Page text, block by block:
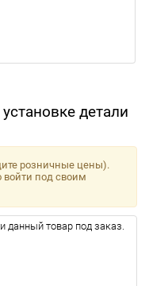
детали
розничные цены).
войти под своим
товар под заказ.